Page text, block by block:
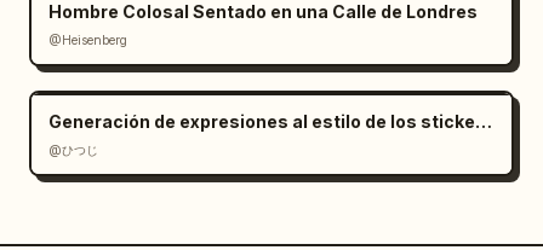
Hombre Colosal Sentado en una Calle de Londres
@Heisenberg
Generación de expresiones al estilo de los stickers de LINE
@ひつじ